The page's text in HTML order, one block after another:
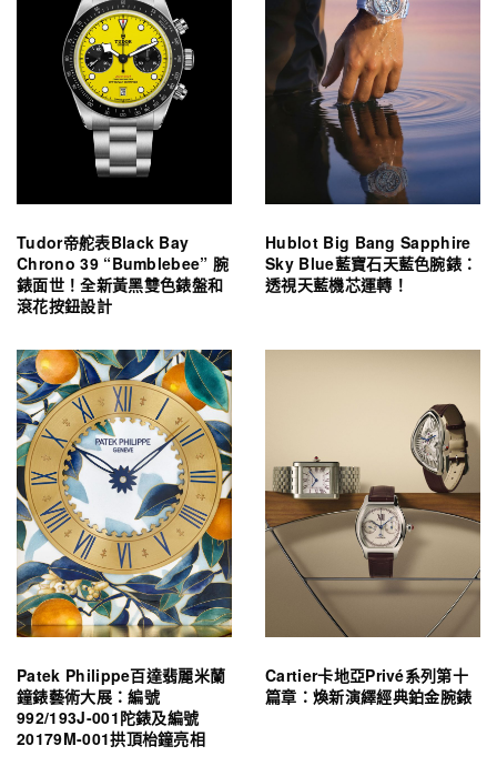
Tudor帝舵表Black Bay
Chrono 39 “Bumblebee” 腕
錶面世！全新黃黑雙色錶盤和
滾花按鈕設計
Hublot Big Bang Sapphire
Sky Blue藍寶石天藍色腕錶：
透視天藍機芯運轉！
Patek Philippe百達翡麗米蘭
鐘錶藝術大展：編號
992/193J-001陀錶及編號
20179M-001拱頂枱鐘亮相
Cartier卡地亞Privé系列第十
篇章：煥新演繹經典鉑金腕錶